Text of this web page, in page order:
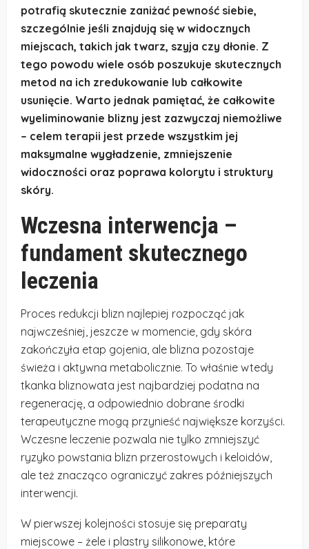
potrafią skutecznie zaniżać pewność siebie,
szczególnie jeśli znajdują się w widocznych
miejscach, takich jak twarz, szyja czy dłonie. Z
tego powodu wiele osób poszukuje skutecznych
metod na ich zredukowanie lub całkowite
usunięcie. Warto jednak pamiętać, że całkowite
wyeliminowanie blizny jest zazwyczaj niemożliwe
– celem terapii jest przede wszystkim jej
maksymalne wygładzenie, zmniejszenie
widoczności oraz poprawa kolorytu i struktury
skóry.
Wczesna interwencja –
fundament skutecznego
leczenia
Proces redukcji blizn najlepiej rozpocząć jak
najwcześniej, jeszcze w momencie, gdy skóra
zakończyła etap gojenia, ale blizna pozostaje
świeża i aktywna metabolicznie. To właśnie wtedy
tkanka bliznowata jest najbardziej podatna na
regenerację, a odpowiednio dobrane środki
terapeutyczne mogą przynieść największe korzyści.
Wczesne leczenie pozwala nie tylko zmniejszyć
ryzyko powstania blizn przerostowych i keloidów,
ale też znacząco ograniczyć zakres późniejszych
interwencji.
W pierwszej kolejności stosuje się preparaty
miejscowe – żele i plastry silikonowe, które